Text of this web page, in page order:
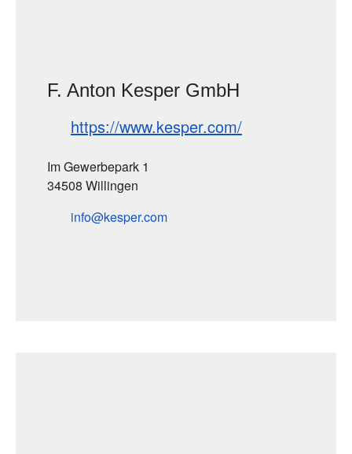
F. Anton Kesper GmbH
https://www.kesper.com/
Im Gewerbepark 1
34508 Willingen
info
kespercom